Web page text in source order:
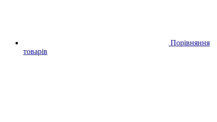
Порівняння
товарів